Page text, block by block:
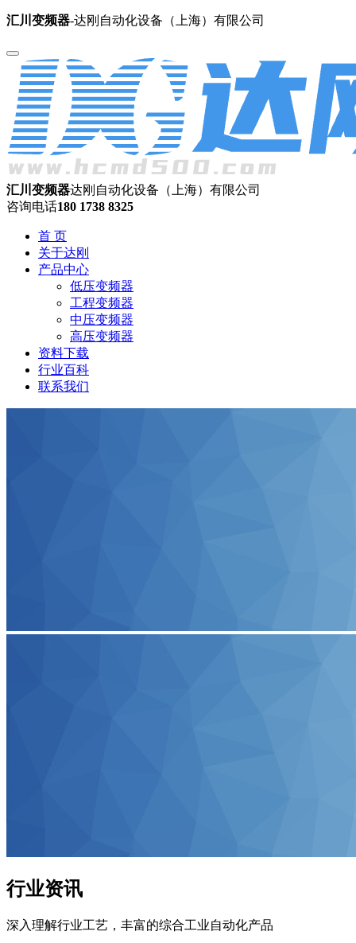
汇川变频器-达刚自动化设备（上海）有限公司
汇川变频器达刚自动化设备（上海）有限公司
咨询电话180 1738 8325
首 页
关于达刚
产品中心
低压变频器
工程变频器
中压变频器
高压变频器
资料下载
行业百科
联系我们
行业资讯
深入理解行业工艺，丰富的综合工业自动化产品